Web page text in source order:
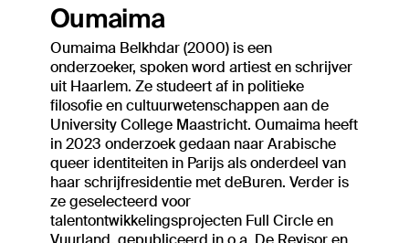
Oumaima
Oumaima Belkhdar (2000) is een
onderzoeker, spoken word artiest en schrijver
uit Haarlem. Ze studeert af in politieke
filosofie en cultuurwetenschappen aan de
University College Maastricht. Oumaima heeft
in 2023 onderzoek gedaan naar Arabische
queer identiteiten in Parijs als onderdeel van
haar schrijfresidentie met deBuren. Verder is
ze geselecteerd voor
talentontwikkelingsprojecten Full Circle en